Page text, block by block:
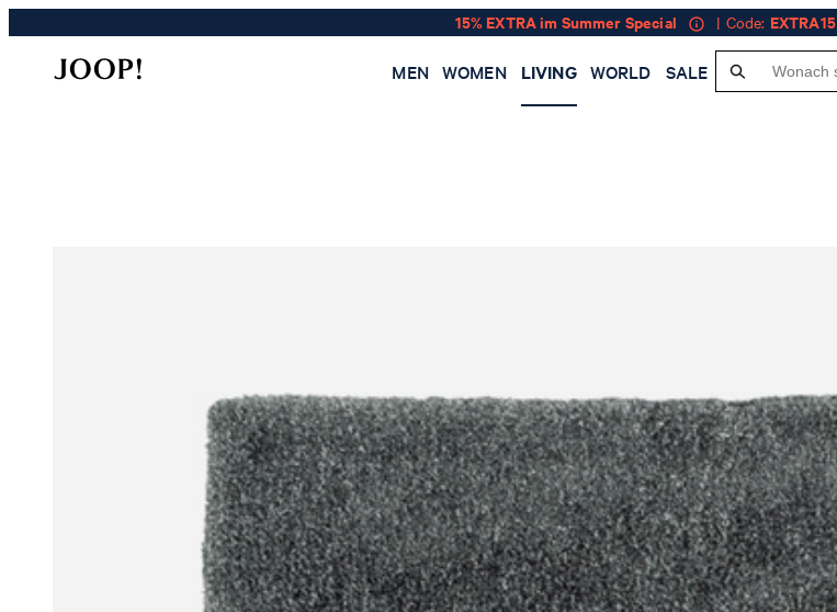
15% EXTRA im Summer Special | Code: EXTRA15
MEN WOMEN LIVING WORLD SALE